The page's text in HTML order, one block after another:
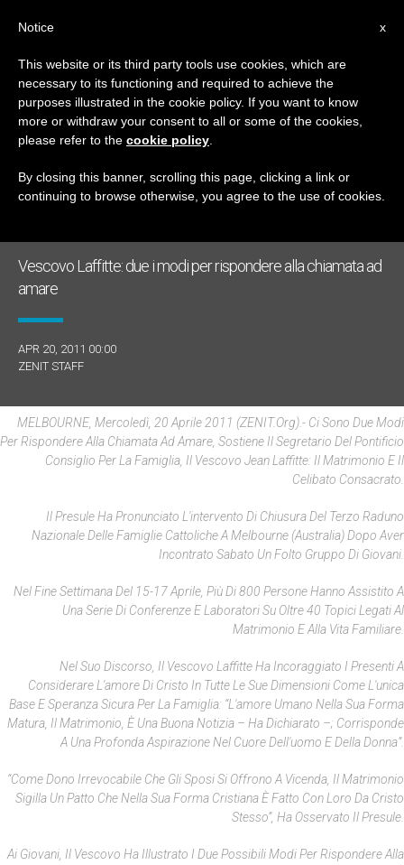
GIORNO
Aprile 20th, 2011
ULTIME NOTIZIE
Vescovo Laffitte: due i modi per rispondere alla chiamata ad
amare
APR 20, 2011 00:00
ZENIT STAFF
MELBOURNE, Mercoledì, 20 Aprile 2011 (ZENIT.org).- Ci Sono Due Modi
Per Rispondere Alla Chiamata Ad Amare, Sostiene Il Segretario Del Pontificio
Consiglio Per La Famiglia, Il Vescovo Jean Laffitte: Il Matrimonio E Il
Celibato Consacrato.
Il Presule Ha Pronunciato L'intervento Di Chiusura Del Terzo Raduno
Nazionale Delle Famiglie Cattoliche A Melbourne (Australia) Dopo Aver
Incontrato Sabato Un Folto Gruppo Di Giovani.
Nel Fine Settimana Del 15-17 Aprile, Più Di 800 Persone Hanno Assistito A
Una Serie Di Conferenze E Laboratori Su Oltre 40 Topici Legati Al
Matrimonio E Alla Vita Familiare.
Nel Suo Discorso, Il Vescovo Laffitte Ha Incoraggiato I Presenti A
Considerare L'amore Di Cristo In Tutte Le Sue Dimensioni Come L'unica
Base E Speranza Sicura Per La Famiglia: “L'amore Umano Nella Sua Forma
Matura, Il Matrimonio, È Una Buona Notizia – Ha Dichiarato –; Corrisponde
A Una Profonda Aspirazione Nel Cuore Dell'uomo E Della Donna”.
“Come Dono Irrevocabile Che Gli Sposi Si Offrono A Vicenda, Il Matrimonio
Sigilla Un Patto Che Nella Sua Forma Cristiana È Fatto Con Loro Da Cristo
Stesso”, Ha Osservato Il Presule.
Ai Giovani, Il Vescovo Ha Illustrato I Due Possibili Modi Per Rispondere Alla
x
Notice
This website or its third party tools use cookies, which are
necessary to its functioning and required to achieve the
purposes illustrated in the cookie policy. If you want to know
more or withdraw your consent to all or some of the cookies,
please refer to the cookie policy
By closing this banner, scrolling this page, clicking a link or
continuing to browse otherwise, you agree to the use of cookies.